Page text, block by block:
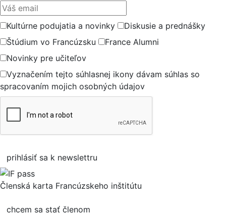
Váš email
Kultúrne podujatia a novinky
Diskusie a prednášky
Štúdium vo Francúzsku
France Alumni
Novinky pre učiteľov
Vyznačením tejto súhlasnej ikony dávam súhlas so
spracovaním mojich osobných údajov
prihlásiť sa k newslettru
Členská karta Francúzskeho inštitútu
chcem sa stať členom